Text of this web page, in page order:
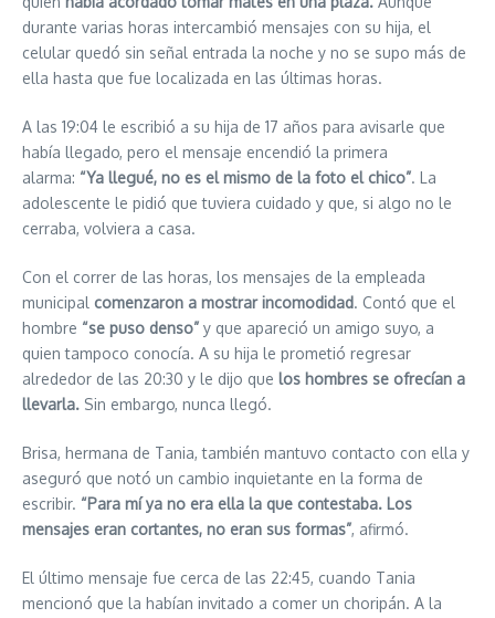
durante varias horas intercambió mensajes con su hija, el
celular quedó sin señal entrada la noche y no se supo más de
ella hasta que fue localizada en las últimas horas.
A las 19:04 le escribió a su hija de 17 años para avisarle que
había llegado, pero el mensaje encendió la primera
alarma: “Ya llegué, no es el mismo de la foto el chico”. La
adolescente le pidió que tuviera cuidado y que, si algo no le
cerraba, volviera a casa.
Con el correr de las horas, los mensajes de la empleada
municipal comenzaron a mostrar incomodidad. Contó que el
hombre “se puso denso” y que apareció un amigo suyo, a
quien tampoco conocía. A su hija le prometió regresar
alrededor de las 20:30 y le dijo que los hombres se ofrecían a
llevarla. Sin embargo, nunca llegó.
Brisa, hermana de Tania, también mantuvo contacto con ella y
aseguró que notó un cambio inquietante en la forma de
escribir. “Para mí ya no era ella la que contestaba. Los
mensajes eran cortantes, no eran sus formas”, afirmó.
El último mensaje fue cerca de las 22:45, cuando Tania
mencionó que la habían invitado a comer un choripán. A la